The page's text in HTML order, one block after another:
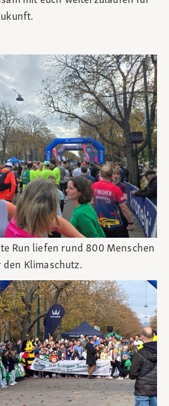
Run liefen rund 800 Menschen
den Klimaschutz.